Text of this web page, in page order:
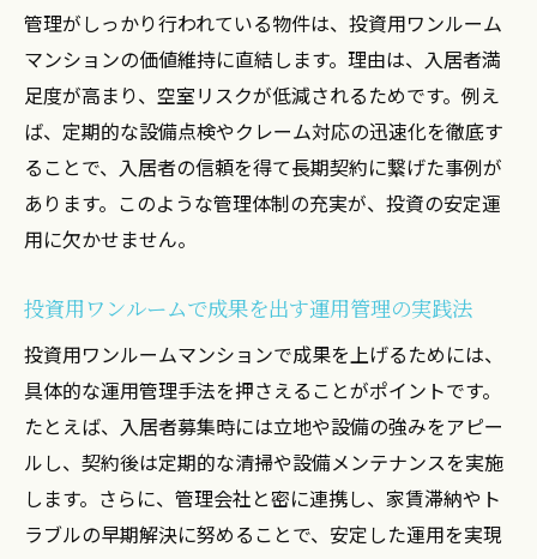
管理がしっかり行われている物件は、投資用ワンルーム
マンションの価値維持に直結します。理由は、入居者満
足度が高まり、空室リスクが低減されるためです。例え
ば、定期的な設備点検やクレーム対応の迅速化を徹底す
ることで、入居者の信頼を得て長期契約に繋げた事例が
あります。このような管理体制の充実が、投資の安定運
用に欠かせません。
投資用ワンルームで成果を出す運用管理の実践法
投資用ワンルームマンションで成果を上げるためには、
具体的な運用管理手法を押さえることがポイントです。
たとえば、入居者募集時には立地や設備の強みをアピー
ルし、契約後は定期的な清掃や設備メンテナンスを実施
します。さらに、管理会社と密に連携し、家賃滞納やト
ラブルの早期解決に努めることで、安定した運用を実現